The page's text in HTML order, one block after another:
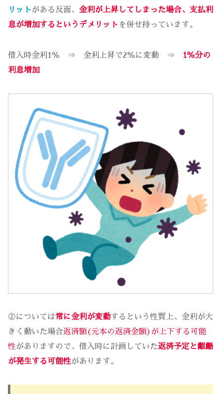
リット がある反面、 金利が上昇してしまった場合、支払利
息が増加するというデメリット を併せ持っています。
借入時金利1％ ⇒ 金利上昇で2％に変動 ⇒
1％分の
利息増加
②については常に金利が変動するという性質上、金利が大
きく動いた場合返済額(元本の返済金額)が上下する可能
性がありますので、借入時に計画していた返済予定と齟齬
が発生する可能性があります。